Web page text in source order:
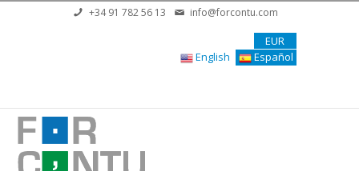
Pasar al contenido principal
+34 91 782 56 13 info@forcontu.com
EUR
English
Español